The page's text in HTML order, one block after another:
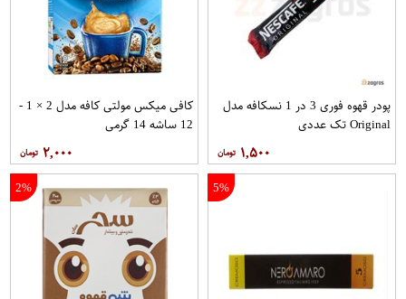
پودر قهوه فوری 3 در 1 نسکافه مدل
Original تک عددی
۱,۵۰۰
کافی میکس مولتی کافه مدل 2 × 1 -
12 ساشه 14 گرمی
۲,۰۰۰
5%
2%